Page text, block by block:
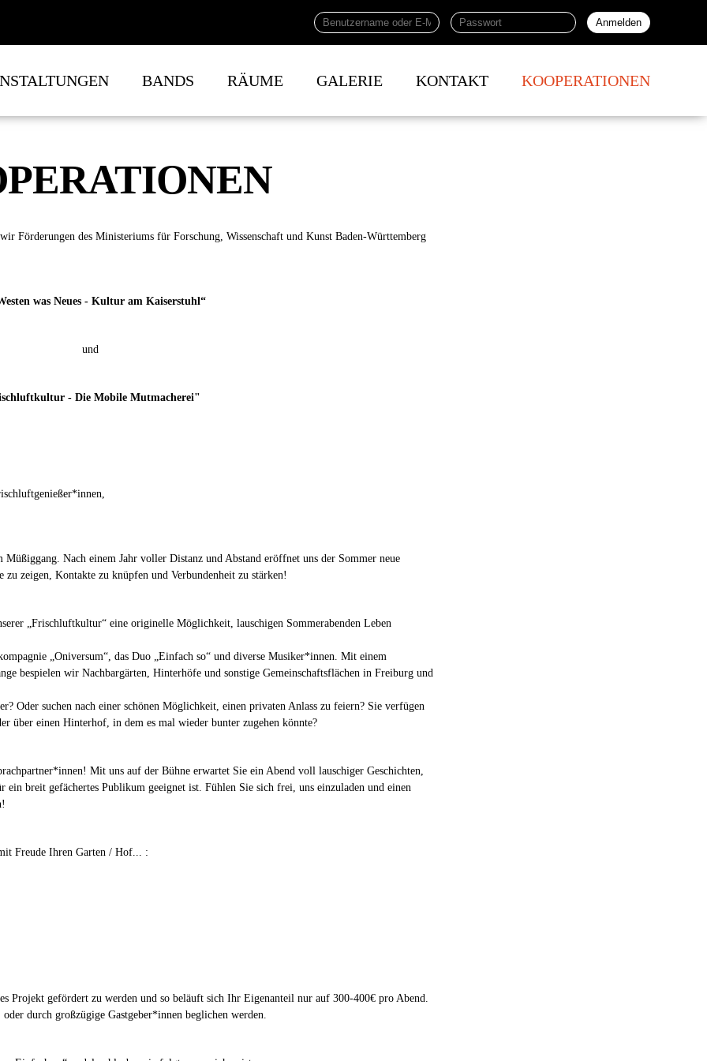
BANDS RÄUME GALERIE KONTAKT KOOPERATIONEN
Förderungen des Ministeriums für Forschung, Wissenschaft und Kunst Baden-Württemberg
was Neues - Kultur am Kaiserstuhl“
und
- Die Mobile Mutmacherei"
Nach einem Jahr voller Distanz und Abstand eröffnet uns der Sommer neue
zeigen, Kontakte zu knüpfen und Verbundenheit zu stärken!
„Frischluftkultur“ eine originelle Möglichkeit, lauschigen Sommerabenden Leben
„Oniversum“, das Duo „Einfach so“ und diverse Musiker*innen. Mit einem
bespielen wir Nachbargärten, Hinterhöfe und sonstige Gemeinschaftsflächen in Freiburg und
Oder suchen nach einer schönen Möglichkeit, einen privaten Anlass zu feiern? Sie verfügen
über einen Hinterhof, in dem es mal wieder bunter zugehen könnte?
Mit uns auf der Bühne erwartet Sie ein Abend voll lauschiger Geschichten,
breit gefächertes Publikum geeignet ist. Fühlen Sie sich frei, uns einzuladen und einen
Freude Ihren Garten / Hof... :
Projekt gefördert zu werden und so beläuft sich Ihr Eigenanteil nur auf 300-400€ pro Abend.
durch großzügige Gastgeber*innen beglichen werden.